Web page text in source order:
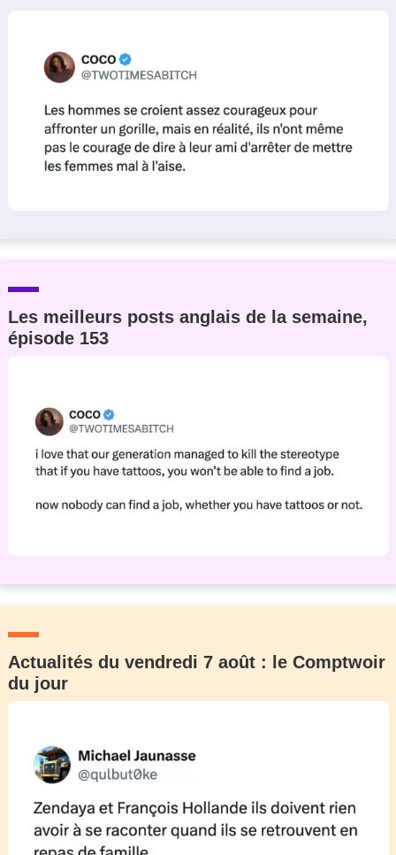
Les meilleurs posts anglais de la semaine,
épisode 153
Actualités du vendredi 7 août : le Comptwoir
du jour